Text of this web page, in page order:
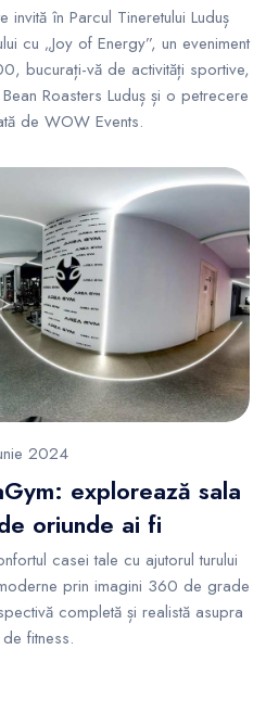
invită în Parcul Tineretului Luduș
cu „Joy of Energy”, un eveniment
bucurați-vă de activități sportive,
Roasters Luduș și o petrecere
de WOW Events.
2024
explorează sala
oriunde ai fi
casei tale cu ajutorul turului
prin imagini 360 de grade
completă și realistă asupra
fitness.